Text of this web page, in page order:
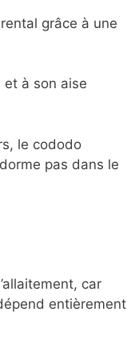
grâce à une
et à son aise
le cododo
pas dans le
car
entièrement